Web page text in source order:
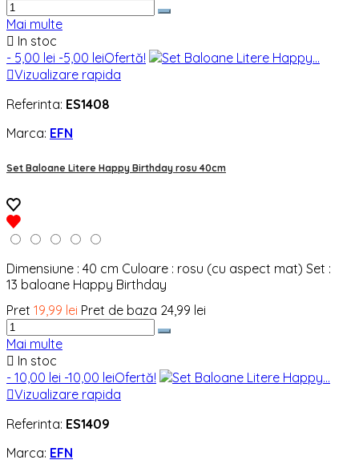
Mai multe
 In stoc
- 5,00 lei -5,00 leiOfertă!
Vizualizare rapida
Referinta: ES1408
Marca: EFN
Set Baloane Litere Happy Birthday rosu 40cm
Dimensiune : 40 cm Culoare : rosu (cu aspect mat) Set :
13 baloane Happy Birthday
Pret 19,99 lei Pret de baza 24,99 lei
Mai multe
 In stoc
- 10,00 lei -10,00 leiOfertă!
Vizualizare rapida
Referinta: ES1409
Marca: EFN